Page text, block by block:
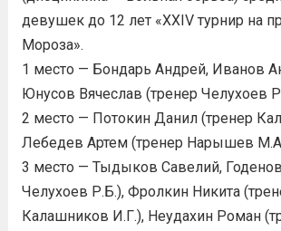
девушек до 12 лет «XXIV турнир на
Мороза».
1 место — Бондарь Андрей, Иванов
Юнусов Вячеслав (тренер Челухоев
2 место — Потокин Данил (тренер
Лебедев Артем (тренер Нарышев
3 место — Тыдыков Савелий,
Челухоев Р.Б.), Фролкин Никита
Калашников И.Г.), Неудахин Роман